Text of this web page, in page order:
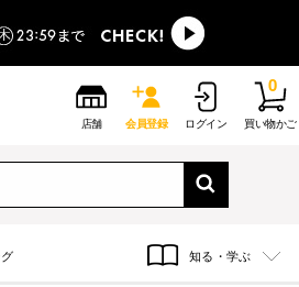
店舗 会員登録 ログイン 買い物かご
0
知る・学ぶ